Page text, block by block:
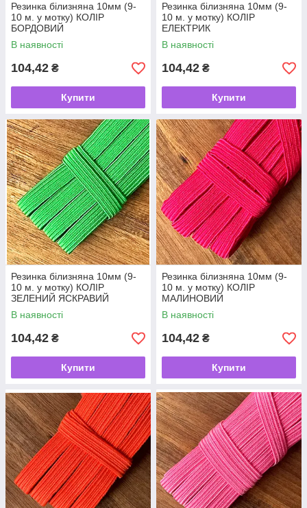
Резинка білизняна 10мм (9-
10 м. у мотку) КОЛІР
БОРДОВИЙ
В наявності
104,42 ₴
Купити
Резинка білизняна 10мм (9-
10 м. у мотку) КОЛІР
ЕЛЕКТРИК
В наявності
104,42 ₴
Купити
Резинка білизняна 10мм (9-
10 м. у мотку) КОЛІР
ЗЕЛЕНИЙ ЯСКРАВИЙ
В наявності
104,42 ₴
Купити
Резинка білизняна 10мм (9-
10 м. у мотку) КОЛІР
МАЛИНОВИЙ
В наявності
104,42 ₴
Купити